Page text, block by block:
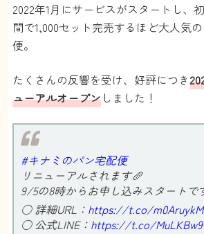
2022年1月にサービスがスタートし、
間で1,000セット完売するほど大人気
便。
たくさんの反響を受け、好評につき
ューアルオープン しました！
#キナミのパン宅配便
リニューアルされます🥖
9/5の8時からお申し込みスタートで
○ 詳細URL： https://t.co/
○ 公式LINE： https://t.co/